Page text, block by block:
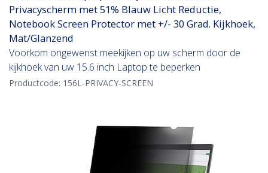
Privacyscherm met 51% Blauw Licht Reductie,
Notebook Screen Protector met +/- 30 Grad. Kijkhoek,
Mat/Glanzend
Voorkom ongewenst meekijken op uw scherm door de
kijkhoek van uw 15.6 inch Laptop te beperken
Productcode: 156L-PRIVACY-SCREEN